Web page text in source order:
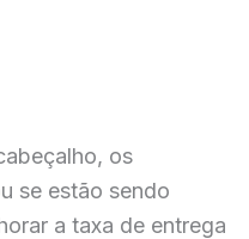
os
se estão sendo
a taxa de entrega